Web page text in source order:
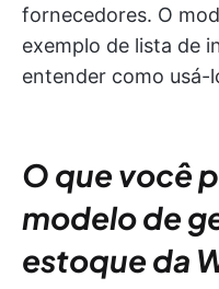
fornecedores. O
exemplo de lista de
entender como usá-
O que você
modelo de
estoque da